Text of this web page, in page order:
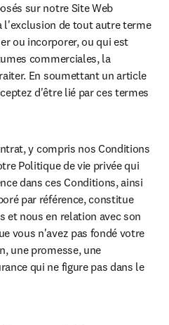
sur notre Site Web
l'exclusion de tout autre terme
ou incorporer, ou qui est
commerciales, la
En soumettant un article
d'être lié par ces termes
y compris nos Conditions
Politique de vie privée qui
dans ces Conditions, ainsi
par référence, constitue
et nous en relation avec son
vous n'avez pas fondé votre
une promesse, une
qui ne figure pas dans le